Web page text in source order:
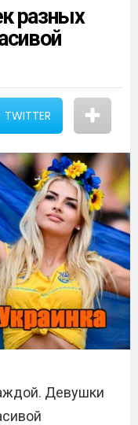
разных
TWITTER
Девушки